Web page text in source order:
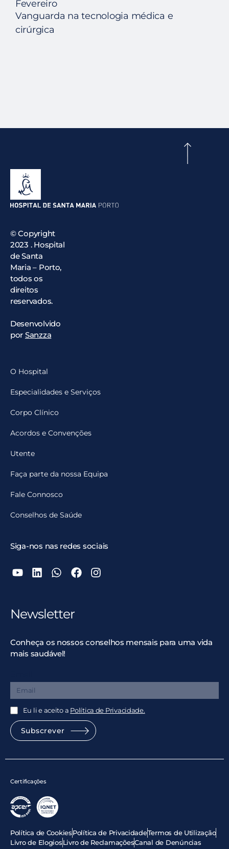
Fevereiro
Vanguarda na tecnologia médica e
cirúrgica
© Copyright
2023 . Hospital
de Santa
Maria – Porto,
todos os
direitos
reservados.
Desenvolvido
por Sanzza
O Hospital
Especialidades e Serviços
Corpo Clínico
Acordos e Convenções
Utente
Faça parte da nossa Equipa
Fale Connosco
Conselhos de Saúde
Siga-nos nas redes sociais
Newsletter
Conheça os nossos conselhos mensais para uma vida
mais saudável!
Eu li e aceito a Política de Privacidade.
Subscrever
Certificações
Política de CookiesPolítica de PrivacidadeTermos de Utilização
Livro de ElogiosLivro de ReclamaçõesCanal de Denúncias